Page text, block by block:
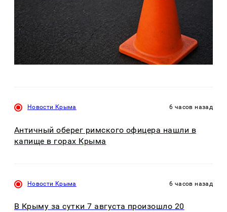
Новости Крыма 6 часов назад
Античный оберег римского офицера нашли в
капище в горах Крыма
Новости Крыма 6 часов назад
В Крыму за сутки 7 августа произошло 20